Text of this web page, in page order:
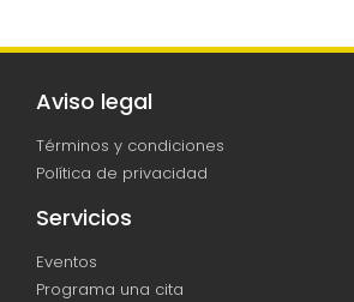
Aviso legal
Términos y condiciones
Política de privacidad
Servicios
Eventos
Programa una cita